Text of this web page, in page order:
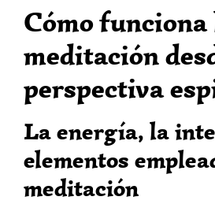
Cómo funciona
meditación
perspectiva
La energía, la
elementos
meditación